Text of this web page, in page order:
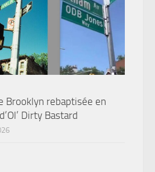
Brooklyn rebaptisée en
Dirty Bastard